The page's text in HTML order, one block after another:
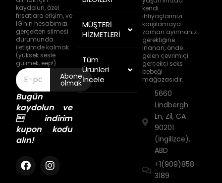
kaydolun, özel
fırsatlara erişim, ve
IG'nin hesabımızı
gerçekten silmesi
durumunda
iletişimde kalmak
(yüksek sesle
gülmek, eep!)
Abone
olmak
Bugün
kaydolun ve
 indirim
kupon kodu
alın!
MÜŞTERİ
HİZMETLERİ
Tüm
Ürünleri
İncele
kendi
ihtiyaçlarınızı
karşılamaya
zaman ayırmanız
gerektiğine
inanan, önde
gelen çevrimiçi
gerçekçi seks
bebeği
mağazasıdır..
5660
Lindbergh
Ln, Zil, CA
90201
(İngilizce),
ABD
+1(909)858-
3189